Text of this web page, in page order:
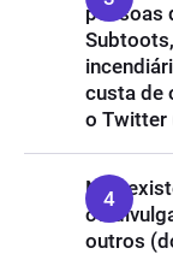
pessoas
custa de
o Twitter
Não
ou
outros